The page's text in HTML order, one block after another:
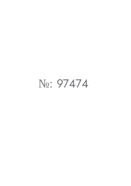
№: 97474